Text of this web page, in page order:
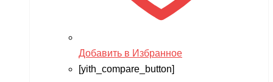
Добавить в Избранное
[yith_compare_button]